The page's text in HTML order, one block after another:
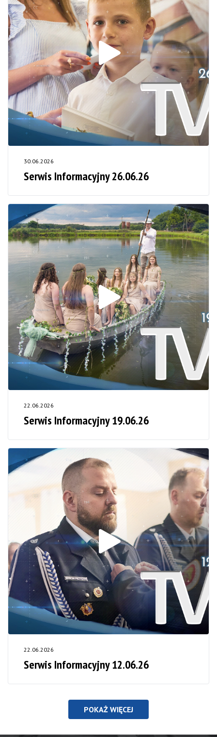
30.06.2026
Serwis Informacyjny 26.06.26
22.06.2026
Serwis Informacyjny 19.06.26
22.06.2026
Serwis Informacyjny 12.06.26
POKAŻ WIĘCEJ